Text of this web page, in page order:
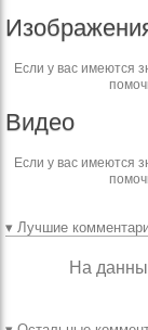
Если у вас имеются
Видео
Если у вас имеются
▾ Лучшие
На